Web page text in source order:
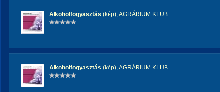
Alkoholfogyasztás (kép),AGRÁRIUM KLUB
Alkoholfogyasztás (kép),AGRÁRIUM KLUB